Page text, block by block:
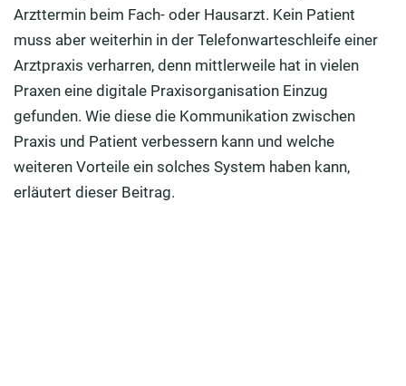
Fazit: Die Zukunft gehört schon jetzt der digitalen
Praxisorganisation
Arzttermin beim Fach- oder Hausarzt. Kein Patient
muss aber weiterhin in der Telefonwarteschleife einer
Arztpraxis verharren, denn mittlerweile hat in vielen
Praxen eine digitale Praxisorganisation Einzug
gefunden. Wie diese die Kommunikation zwischen
Praxis und Patient verbessern kann und welche
weiteren Vorteile ein solches System haben kann,
erläutert dieser Beitrag.